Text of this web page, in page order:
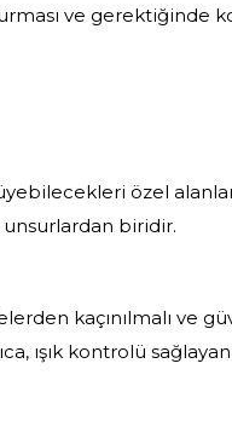
ve gerektiğinde
özel
biridir.
kaçınılmalı ve
ışık kontrolü